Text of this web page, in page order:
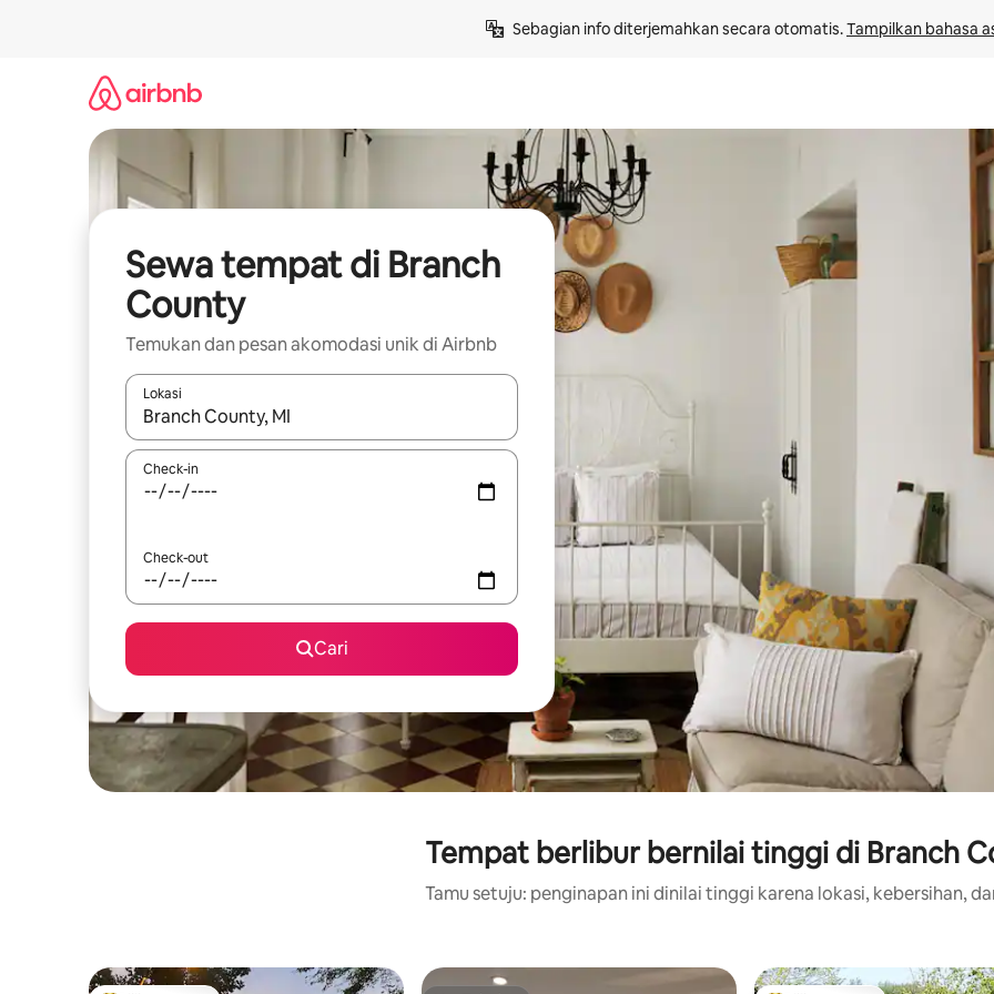
Sebagian info diterjemahkan secara otomatis. Tampilkan bahasa
Sewa tempat di Branch
County
Temukan dan pesan akomodasi unik di Airbnb
Lokasi
Jika hasil yang dicari tersedia, telusuri dengan tombol panah ke atas dan ke bawah atau jelajahi dengan sentuhan atau
Check-in
Check-out
Cari
Tempat berlibur bernilai tinggi di Branch
Tamu setuju: penginapan ini dinilai tinggi karena lokasi, kebersihan,